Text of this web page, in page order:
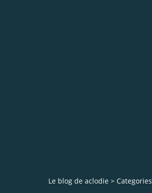
Le blog de aclodie > Categories